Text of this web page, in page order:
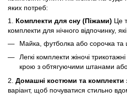
яких потреб:
1. Комплекти для сну (Піжами) Це
комплекти для нічного відпочинку,
Майка, футболка або сорочка та
Легкі комплекти жіночі
крою з обтягуючими штанами
2. Домашні костюми та комплекти
варіант, щоб почуватися стильно